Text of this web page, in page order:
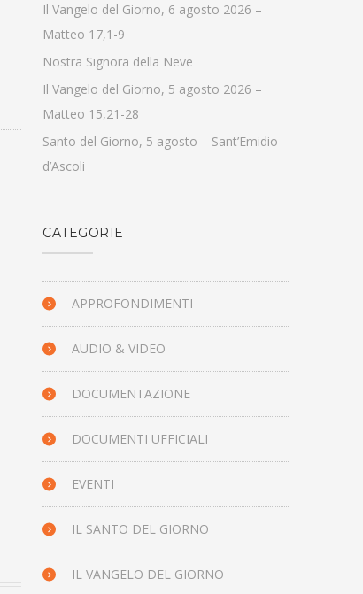
Il Vangelo del Giorno, 6 agosto 2026 –
Matteo 17,1-9
Nostra Signora della Neve
Il Vangelo del Giorno, 5 agosto 2026 –
Matteo 15,21-28
Santo del Giorno, 5 agosto – Sant’Emidio
d’Ascoli
CATEGORIE
APPROFONDIMENTI
AUDIO & VIDEO
DOCUMENTAZIONE
DOCUMENTI UFFICIALI
EVENTI
IL SANTO DEL GIORNO
IL VANGELO DEL GIORNO